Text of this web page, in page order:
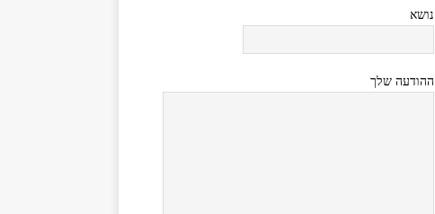
נושא
ההודעה שלך